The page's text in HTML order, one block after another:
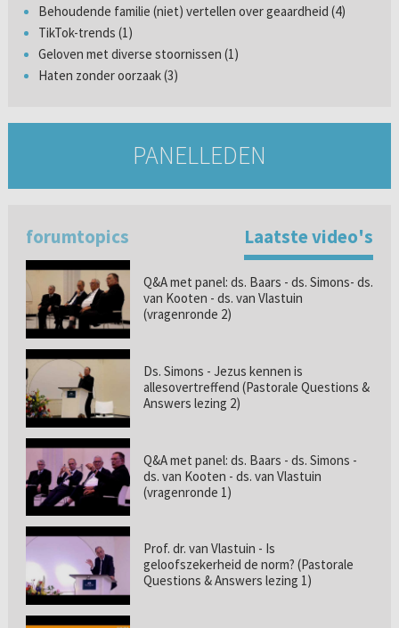
Behoudende familie (niet) vertellen over geaardheid (4)
TikTok-trends (1)
Geloven met diverse stoornissen (1)
Haten zonder oorzaak (3)
PANELLEDEN
forumtopics Laatste video's
Q&A met panel: ds. Baars - ds. Simons- ds.
van Kooten - ds. van Vlastuin
(vragenronde 2)
Ds. Simons - Jezus kennen is
allesovertreffend (Pastorale Questions &
Answers lezing 2)
Q&A met panel: ds. Baars - ds. Simons -
ds. van Kooten - ds. van Vlastuin
(vragenronde 1)
Prof. dr. van Vlastuin - Is
geloofszekerheid de norm? (Pastorale
Questions & Answers lezing 1)